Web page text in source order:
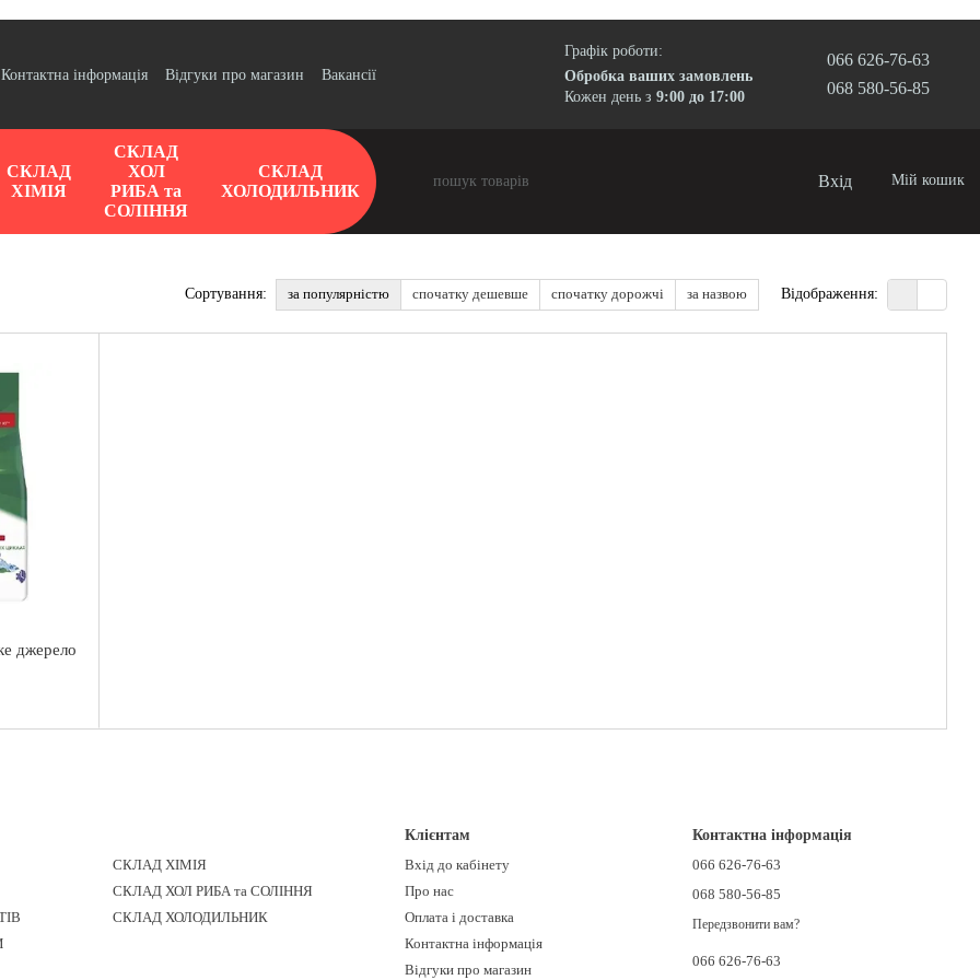
Контактна інформація Відгуки про магазин Вакансії
Графік роботи:
Обробка ваших замовлень
Кожен день з 9:00 до 17:00
066 626-76-63
068 580-56-85
СКЛАД
ХІМІЯ
СКЛАД
ХОЛ
РИБА та
СОЛІННЯ
СКЛАД
ХОЛОДИЛЬНИК
Вхід Мій кошик
Сортування: за популярністю спочатку дешевше спочатку дорожчі за назвою Відображення:
джерело
СКЛАД ХІМІЯ
СКЛАД ХОЛ РИБА та СОЛІННЯ
СКЛАД ХОЛОДИЛЬНИК
Клієнтам
Вхід до кабінету
Про нас
Оплата і доставка
Контактна інформація
Відгуки про магазин
Контактна інформація
066 626-76-63
068 580-56-85
Передзвонити вам?
066 626-76-63